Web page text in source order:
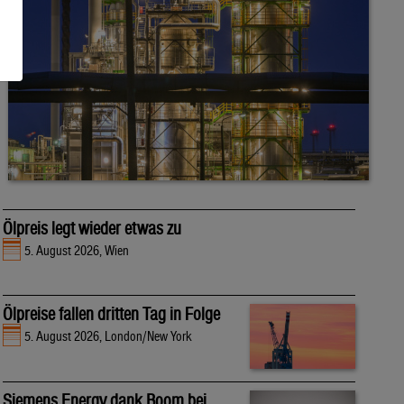
Ölpreis legt wieder etwas zu
5. August 2026, Wien
Ölpreise fallen dritten Tag in Folge
5. August 2026, London/New York
Siemens Energy dank Boom bei